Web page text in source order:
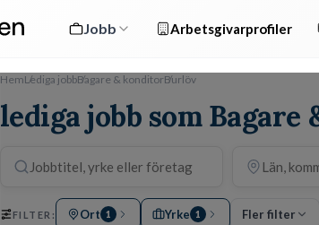
Jobb Arbetsgivarprofiler
HemLediga jobbBagare & konditorBurlöv
lediga jobb som
FILTER: Ort 1 Yrke 1 Fler filter